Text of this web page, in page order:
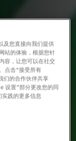
及您直接向我们提供
站的体验，根据您针
容，让您可以在社交
点击“接受所有
们的合作伙伴共享
设置”部分更改您的同
践的更多信息